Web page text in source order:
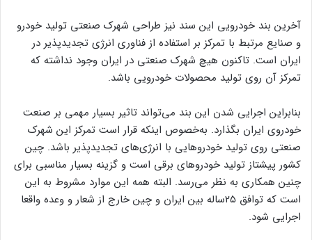
آخرین بند خودرویی این سند نیز طراحی شهرک صنعتی تولید خودرو
و صنایع مرتبط با تمرکز بر استفاده از فناوری انرژی تجدید‌پذیر در
ایران است. تاکنون هیچ شهرک صنعتی در ایران وجود نداشته که
تمرکز آن روی تولید محصولات خودرویی باشد.
بنابراین اجرایی شدن این بند می‌تواند تاثیر بسیار مهمی بر صنعت
خودروی ایران بگذارد. به‌خصوص اینکه قرار است تمرکز این شهرک
صنعتی روی تولید خودروهایی با انرژی‌های تجدیدپذیر باشد. چین
کشور پیشتاز تولید خودروهای برقی است و گزینه بسیار مناسبی برای
چنین همکاری به نظر می‌رسد. البته همه این موارد مشروط به این
است که توافق ۲۵ساله بین ایران و چین خارج از شعار و وعده واقعا
اجرایی شود.